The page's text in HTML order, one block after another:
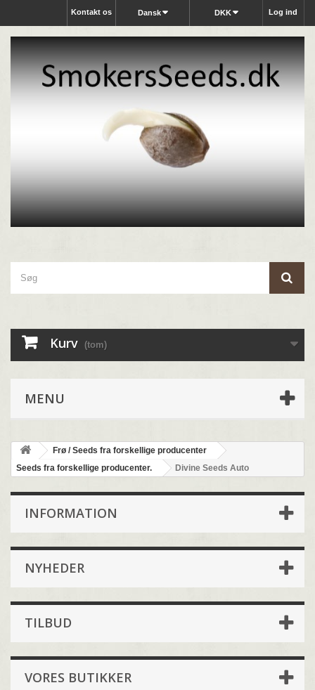
Log ind
DKK
Dansk
Kontakt os
Kurv (tom)
MENU
Frø / Seeds fra forskellige producenter
Seeds fra forskellige producenter.
Divine Seeds Auto
INFORMATION
NYHEDER
TILBUD
VORES BUTIKKER